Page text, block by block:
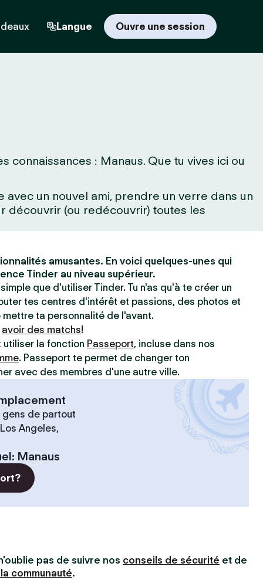
Langue Ouvre une session
: Manaus. Que tu vives ici ou
un nouvel ami, prendre un verre dans un
découvrir (ou redécouvrir) toutes les
amusantes. En voici quelques-unes qui
Tinder au niveau supérieur.
que d'utiliser Tinder. Tu n'as qu'à te créer un
tes centres d'intérêt et passions, des photos et
ta personnalité de l'avant.
avoir des matchs!
utiliser la fonction Passeport, incluse dans nos
. Passeport te permet de changer ton
avec des membres d'une autre ville.
de partout
Angeles,
: Manaus
pas de suivre nos conseils de sécurité et de
communauté.